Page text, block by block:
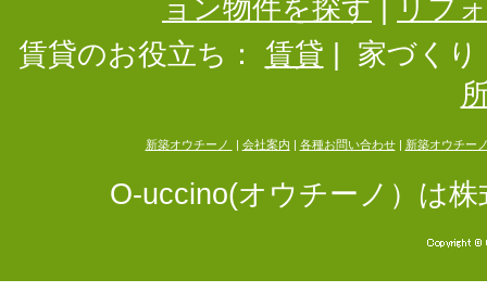
ョン物件を探す
リフ
賃貸のお役立ち：
賃貸
家づくり
新築オウチーノ 会社案内 各種お問い合わせ| 新築オウチー
O-uccino(オウチーノ）は